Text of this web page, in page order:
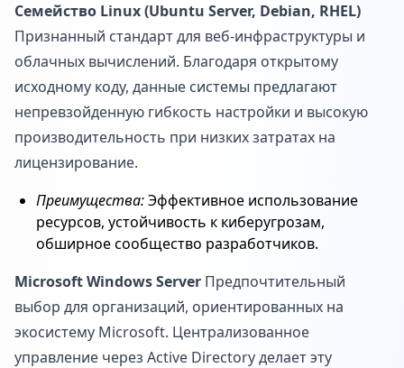
Семейство Linux (Ubuntu Server, Debian, RHEL)
Признанный стандарт для веб-инфраструктуры и
облачных вычислений. Благодаря открытому
исходному коду, данные системы предлагают
непревзойденную гибкость настройки и высокую
производительность при низких затратах на
лицензирование.
Преимущества:Эффективное использование
ресурсов, устойчивость к киберугрозам,
обширное сообщество разработчиков.
Microsoft Windows Server Предпочтительный
выбор для организаций, ориентированных на
экосистему Microsoft. Централизованное
управление через Active Directory делает эту